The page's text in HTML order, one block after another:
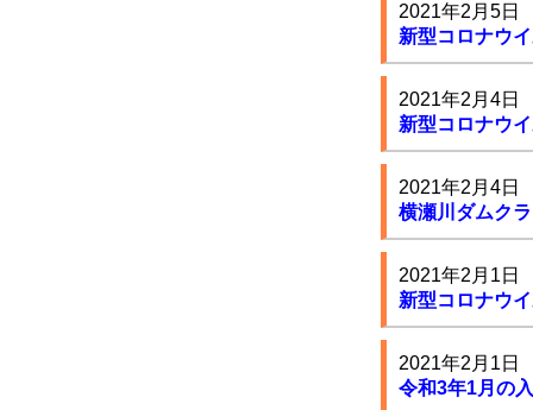
2021年2月5日
新型コロナウ
2021年2月4日
新型コロナウ
2021年2月4日
横瀬川ダムク
2021年2月1日
新型コロナウ
2021年2月1日
令和3年1月の